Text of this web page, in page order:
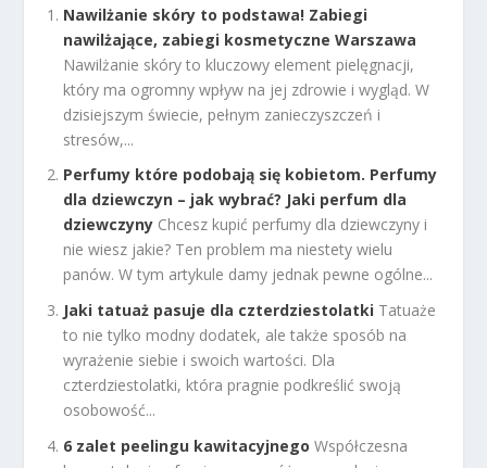
Nawilżanie skóry to podstawa! Zabiegi
nawilżające, zabiegi kosmetyczne Warszawa
Nawilżanie skóry to kluczowy element pielęgnacji,
który ma ogromny wpływ na jej zdrowie i wygląd. W
dzisiejszym świecie, pełnym zanieczyszczeń i
stresów,...
Perfumy które podobają się kobietom. Perfumy
dla dziewczyn – jak wybrać? Jaki perfum dla
dziewczyny Chcesz kupić perfumy dla dziewczyny i
nie wiesz jakie? Ten problem ma niestety wielu
panów. W tym artykule damy jednak pewne ogólne...
Jaki tatuaż pasuje dla czterdziestolatki Tatuaże
to nie tylko modny dodatek, ale także sposób na
wyrażenie siebie i swoich wartości. Dla
czterdziestolatki, która pragnie podkreślić swoją
osobowość...
6 zalet peelingu kawitacyjnego Współczesna